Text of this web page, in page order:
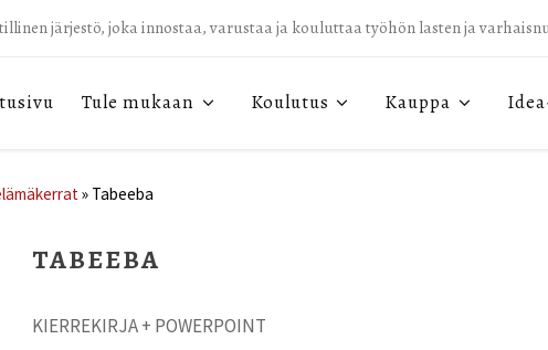
järjestö, joka innostaa, varustaa ja kouluttaa työhön lasten ja
Tule mukaan Koulutus Kauppa
» Tabeeba
TABEEBA
KIERREKIRJA + POWERPOINT